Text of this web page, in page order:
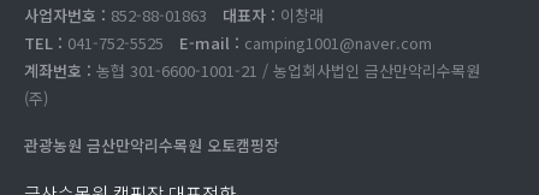
사업자번호 : 852-88-01863 대표자 : 이창래
TEL : 041-752-5525 E-mail : camping1001@naver.com
계좌번호 : 농협 301-6600-1001-21 / 농업회사법인 금산만악리수목원
(주)
관광농원 금산만악리수목원 오토캠핑장